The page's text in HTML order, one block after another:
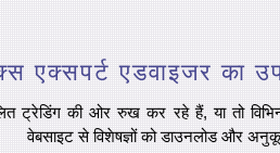
एक्सपर्ट एडवाइजर का
ट्रेडिंग की ओर रुख कर रहे हैं, या तो
वेबसाइट से विशेषज्ञों को डाउनलोड और